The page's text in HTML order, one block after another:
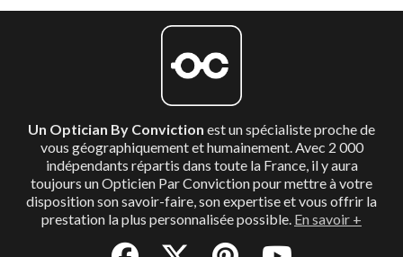
Un Optician By Conviction est un spécialiste proche de
vous géographiquement et humainement. Avec 2 000
indépendants répartis dans toute la France, il y aura
toujours un Opticien Par Conviction pour mettre à votre
disposition son savoir-faire, son expertise et vous offrir la
prestation la plus personnalisée possible. En savoir +